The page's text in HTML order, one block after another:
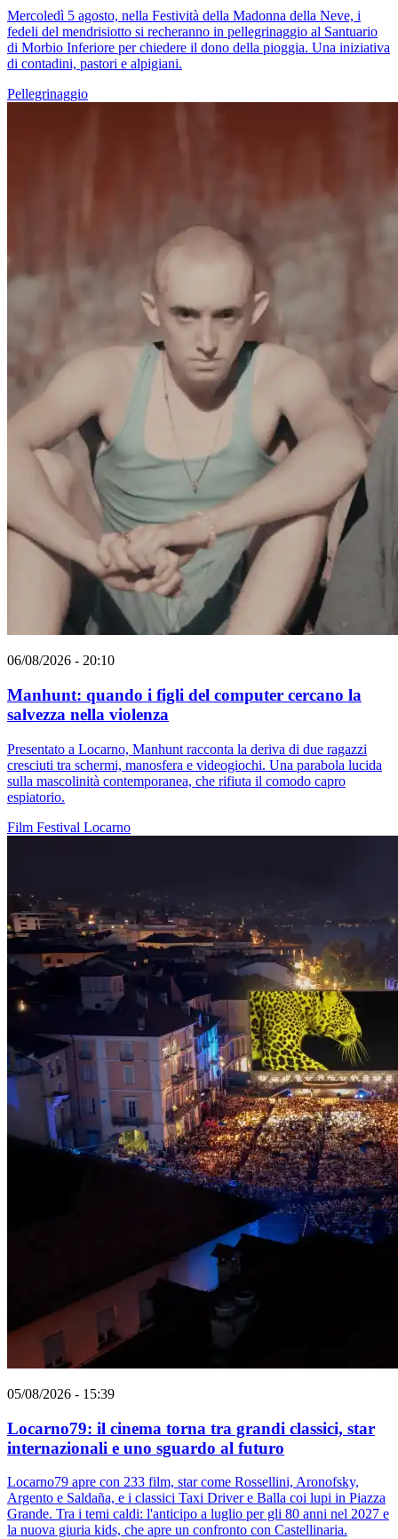
Mercoledì 5 agosto, nella Festività della Madonna della Neve, i
fedeli del mendrisiotto si recheranno in pellegrinaggio al Santuario
di Morbio Inferiore per chiedere il dono della pioggia. Una iniziativa
di contadini, pastori e alpigiani.
Pellegrinaggio
06/08/2026 - 20:10
Manhunt: quando i figli del computer cercano la
salvezza nella violenza
Presentato a Locarno, Manhunt racconta la deriva di due ragazzi
cresciuti tra schermi, manosfera e videogiochi. Una parabola lucida
sulla mascolinità contemporanea, che rifiuta il comodo capro
espiatorio.
Film Festival Locarno
05/08/2026 - 15:39
Locarno79: il cinema torna tra grandi classici, star
internazionali e uno sguardo al futuro
Locarno79 apre con 233 film, star come Rossellini, Aronofsky,
Argento e Saldaña, e i classici Taxi Driver e Balla coi lupi in Piazza
Grande. Tra i temi caldi: l'anticipo a luglio per gli 80 anni nel 2027 e
la nuova giuria kids, che apre un confronto con Castellinaria.